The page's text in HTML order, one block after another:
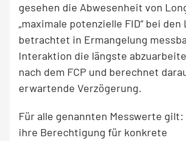
gesehen die Abwesenheit von
„maximale potenzielle FID“ bei den
betrachtet in Ermangelung
Interaktion die längste
nach dem FCP und berechnet
erwartende Verzögerung.
Für alle genannten Messwerte gilt:
ihre Berechtigung für konkrete